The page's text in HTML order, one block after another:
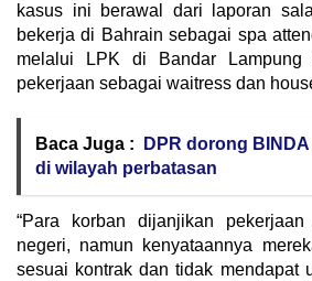
kasus ini berawal dari laporan
bekerja di Bahrain sebagai spa
melalui LPK di Bandar Lampung
pekerjaan sebagai waitress dan
Baca Juga :
DPR dorong
di wilayah perbatasan
“Para korban dijanjikan
negeri, namun kenyataannya
sesuai kontrak dan tidak mendapat